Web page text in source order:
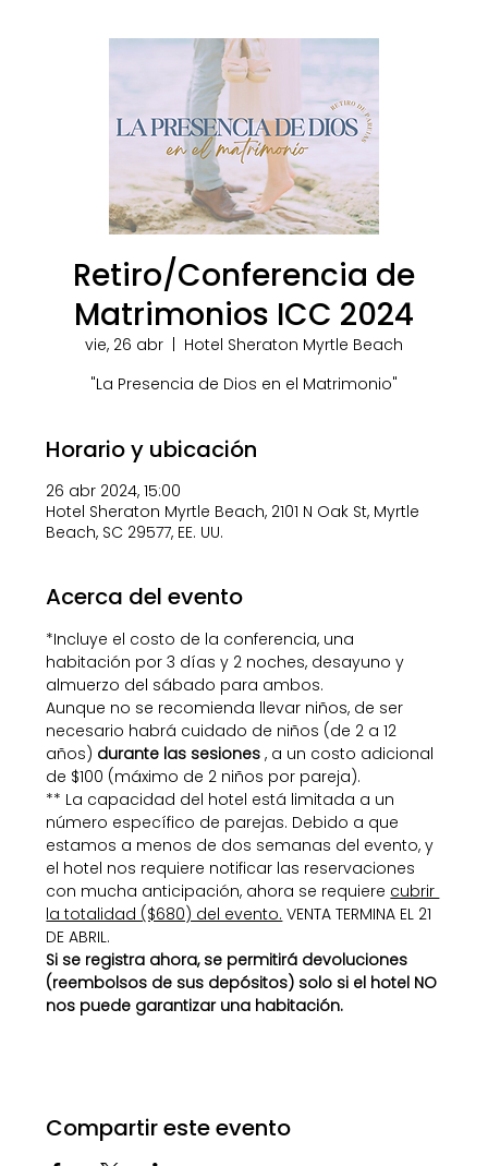
Retiro/Conferencia de
Matrimonios ICC 2024
vie, 26 abr
Hotel Sheraton Myrtle Beach
"La Presencia de Dios en el Matrimonio"
Horario y ubicación
26 abr 2024, 15:00
Hotel Sheraton Myrtle Beach, 2101 N Oak St, Myrtle
Beach, SC 29577, EE. UU.
Acerca del evento
*Incluye el costo de la conferencia, una
habitación por 3 días y 2 noches, desayuno y
almuerzo del sábado para ambos.
Aunque no se recomienda llevar niños, de ser
necesario habrá cuidado de niños (de 2 a 12
años) durante las sesiones , a un costo adicional
de $100 (máximo de 2 niños por pareja).
** La capacidad del hotel está limitada a un
número específico de parejas. Debido a que
estamos a menos de dos semanas del evento, y
el hotel nos requiere notificar las reservaciones
con mucha anticipación, ahora se requiere cubrir
la totalidad ($680) del evento. VENTA TERMINA EL 21
DE ABRIL.
Si se registra ahora, se permitirá devoluciones
(reembolsos de sus depósitos) solo si el hotel NO
nos puede garantizar una habitación.
Compartir este evento